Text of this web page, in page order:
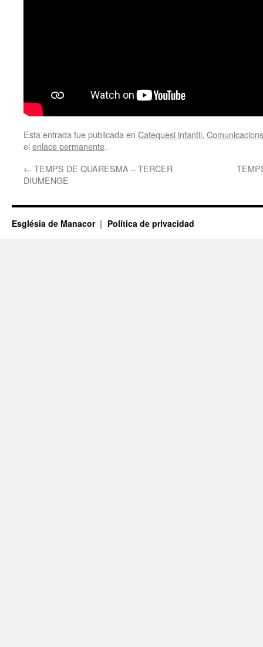
Esta entrada fue publicada en Catequesi infantil,
el enlace permanente.
← TEMPS DE QUARESMA – TERCER
DIUMENGE
Església de Manacor Política de privacidad